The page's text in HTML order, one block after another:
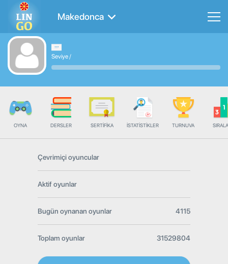
Makedonca
Seviye/
OYNA DERSLER SERTIFIKA İSTATISTIKLER TURNUVA
Çevrimiçi oyuncular
Aktif oyunlar
Bugün oynanan oyunlar 4115
Toplam oyunlar 31529804